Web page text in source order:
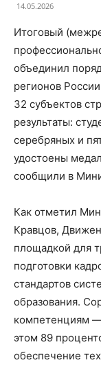
14.05.2026
Итоговый
объединил
регионов
32 субъектов
результаты:
серебряных и
удостоены
сообщили в
Как отметил
Кравцов,
площадкой для
подготовки
стандартов
образования.
компетенциям
этом 89
обеспечение